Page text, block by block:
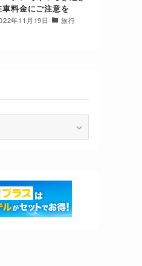
車料金にご注意を
年11月19日 旅行